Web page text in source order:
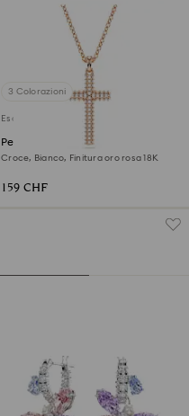
3 Colorazioni
Esclusiva online
Pendente Insigne
Croce, Bianco, Finitura oro rosa 18K
159 CHF